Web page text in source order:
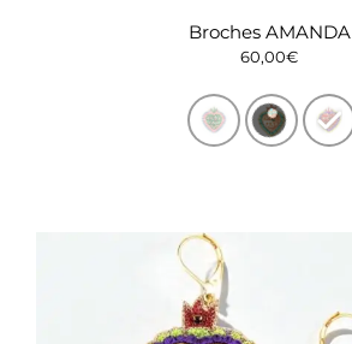
Broches AMANDA
60,00€